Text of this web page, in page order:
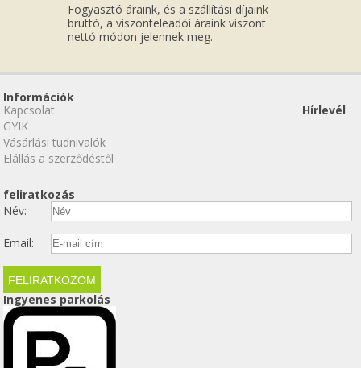
Fogyasztó áraink, és a szállítási díjaink
bruttó, a viszonteleadói áraink viszont
nettó módon jelennek meg.
Információk
Kapcsolat
GYIK
Vásárlási tudnivalók
Elállás a szerződéstől
Hírlevél
feliratkozás
Név:
Email:
Ingyenes parkolás